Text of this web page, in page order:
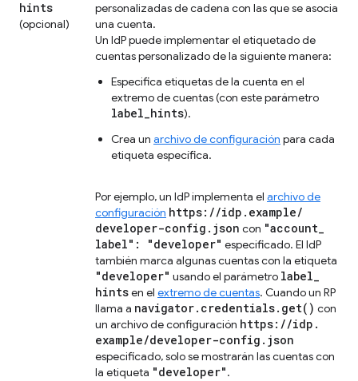
hints
(opcional)
personalizadas de cadena con las que se asocia
una cuenta.
Un IdP puede implementar el etiquetado de
cuentas personalizado de la siguiente manera:
Especifica etiquetas de la cuenta en el
extremo de cuentas (con este parámetro
label_hints).
Crea un archivo de configuración para cada
etiqueta específica.
Por ejemplo, un IdP implementa el archivo de
configuración https: //idp . example/
developer-config . json con "account_
label": "developer" especificado. El IdP
también marca algunas cuentas con la etiqueta
"developer" usando el parámetro label_
hintsen el extremo de cuentas. Cuando un RP
llama a navigator. credentials. get( ) con
un archivo de configuración https: //idp .
example/developer-config . json
especificado, solo se mostrarán las cuentas con
la etiqueta "developer".